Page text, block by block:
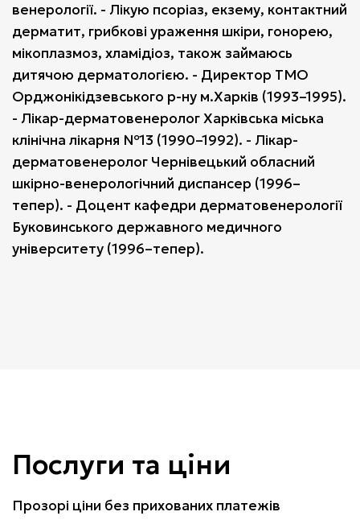
венерології. - Лікую псоріаз, екзему, контактний
дерматит, грибкові ураження шкіри, гонорею,
мікоплазмоз, хламідіоз, також займаюсь
дитячою дерматологією. - Директор ТМО
Орджонікідзевського р-ну м.Харків (1993–1995).
- Лікар-дерматовенеролог Харківська міська
клінічна лікарня №13 (1990–1992). - Лікар-
дерматовенеролог Чернівецький обласний
шкірно-венерологічний диспансер (1996–
тепер). - Доцент кафедри дерматовенерології
Буковинського державного медичного
університету (1996–тепер).
Послуги та ціни
Прозорі ціни без прихованих платежів